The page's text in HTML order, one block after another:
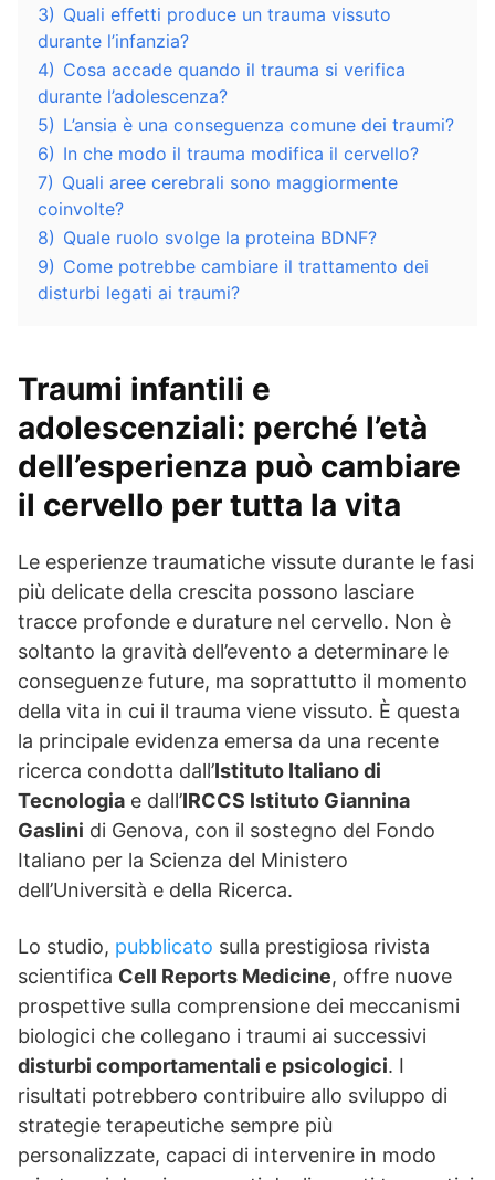
3) Quali effetti produce un trauma vissuto
durante l’infanzia?
4) Cosa accade quando il trauma si verifica
durante l’adolescenza?
5) L’ansia è una conseguenza comune dei traumi?
6) In che modo il trauma modifica il cervello?
7) Quali aree cerebrali sono maggiormente
coinvolte?
8) Quale ruolo svolge la proteina BDNF?
9) Come potrebbe cambiare il trattamento dei
disturbi legati ai traumi?
Traumi infantili e
adolescenziali: perché l’età
dell’esperienza può cambiare
il cervello per tutta la vita
Le esperienze traumatiche vissute durante le fasi
più delicate della crescita possono lasciare
tracce profonde e durature nel cervello. Non è
soltanto la gravità dell’evento a determinare le
conseguenze future, ma soprattutto il momento
della vita in cui il trauma viene vissuto. È questa
la principale evidenza emersa da una recente
ricerca condotta dall’Istituto Italiano di
Tecnologia e dall’IRCCS Istituto Giannina
Gaslini di Genova, con il sostegno del Fondo
Italiano per la Scienza del Ministero
dell’Università e della Ricerca.
Lo studio, pubblicato sulla prestigiosa rivista
scientifica Cell Reports Medicine, offre nuove
prospettive sulla comprensione dei meccanismi
biologici che collegano i traumi ai successivi
disturbi comportamentali e psicologici. I
risultati potrebbero contribuire allo sviluppo di
strategie terapeutiche sempre più
personalizzate, capaci di intervenire in modo